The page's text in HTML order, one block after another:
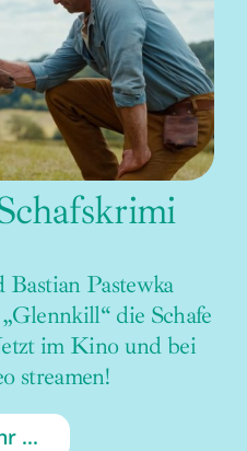
Pastewka
die Schafe
im Kino und bei
streamen!
...